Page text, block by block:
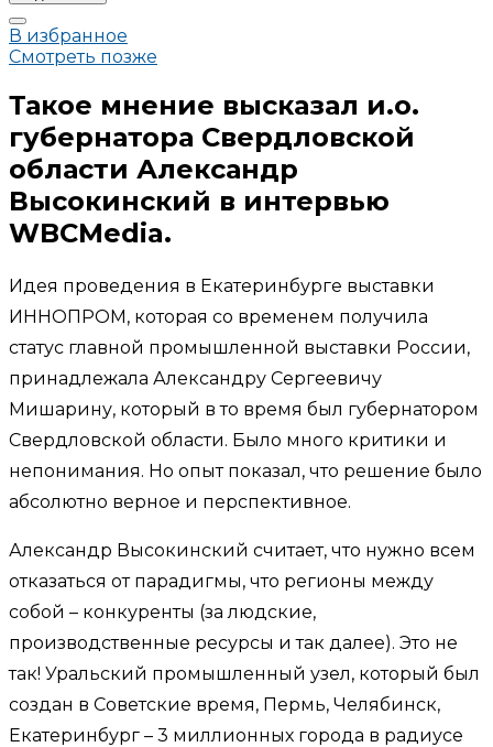
В избранное
Смотреть позже
Такое мнение высказал и.о.
губернатора Свердловской
области Александр
Высокинский в интервью
WBCMedia.
Идея проведения в Екатеринбурге выставки
ИННОПРОМ, которая со временем получила
статус главной промышленной выставки России,
принадлежала Александру Сергеевичу
Мишарину, который в то время был губернатором
Свердловской области. Было много критики и
непонимания. Но опыт показал, что решение было
абсолютно верное и перспективное.
Александр Высокинский считает, что нужно всем
отказаться от парадигмы, что регионы между
собой – конкуренты (за людские,
производственные ресурсы и так далее). Это не
так! Уральский промышленный узел, который был
создан в Советские время, Пермь, Челябинск,
Екатеринбург – 3 миллионных города в радиусе